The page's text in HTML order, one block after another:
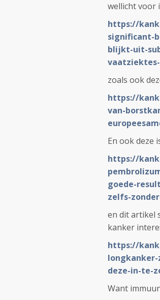
wellicht voor
https://
significant-
blijkt-uit-
zoals ook
https://
van-
En ook deze
https://
goede-
zelfs-
en dit artikel
kanker
https://
deze-in-te-
Want